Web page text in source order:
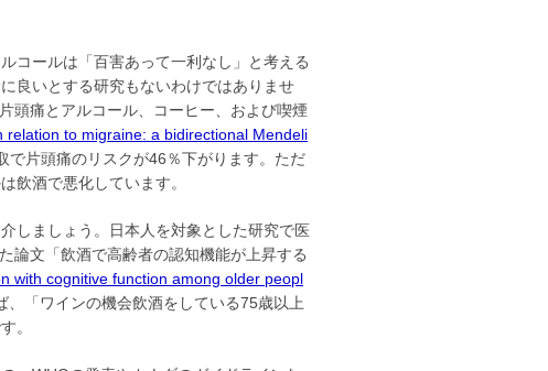
コールは「百害あって一利なし」と考える
良いとする研究もないわけではありませ
頭痛とアルコール、コーヒー、および喫煙
relation to migraine: a bidirectional Mendeli
で片頭痛のリスクが46％下がります。ただ
飲酒で悪化しています。
しましょう。日本人を対象とした研究で医
論文「飲酒で高齢者の認知機能が上昇する
with cognitive function among older peopl
、「ワインの機会飲酒をしている75歳以上
。